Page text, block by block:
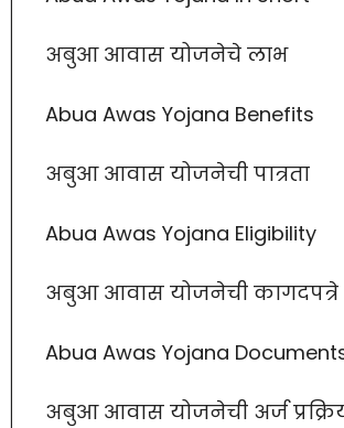
अबुआ आवास योजनेचे लाभ
Abua Awas Yojana Benefits
अबुआ आवास योजनेची पात्रता
Abua Awas Yojana Eligibility
अबुआ आवास योजनेची कागदपत्रे
Abua Awas Yojana
अबुआ आवास योजनेची अर्ज